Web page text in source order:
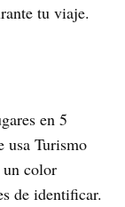
tu viaje.
en 5
usa Turismo
un color
de identificar.